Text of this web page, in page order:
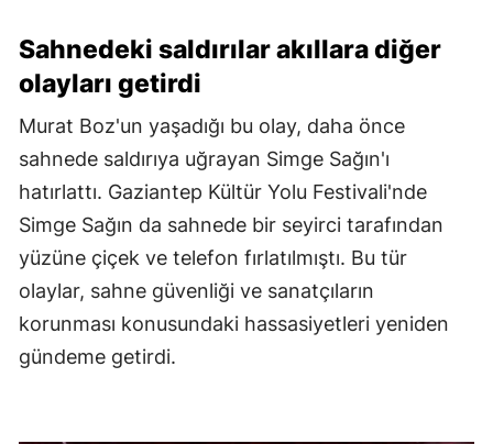
Sahnedeki saldırılar akıllara diğer
olayları getirdi
Murat Boz'un yaşadığı bu olay, daha önce
sahnede saldırıya uğrayan Simge Sağın'ı
hatırlattı. Gaziantep Kültür Yolu Festivali'nde
Simge Sağın da sahnede bir seyirci tarafından
yüzüne çiçek ve telefon fırlatılmıştı. Bu tür
olaylar, sahne güvenliği ve sanatçıların
korunması konusundaki hassasiyetleri yeniden
gündeme getirdi.